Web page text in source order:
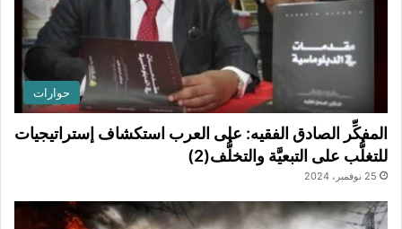
حوارات
المفكِّر الصادق الفقيه: على العرب استكشاف إستراتيجيات
للتغلُّب على التبعيَّة والتخلُّف(2)
25 نوفمبر، 2024